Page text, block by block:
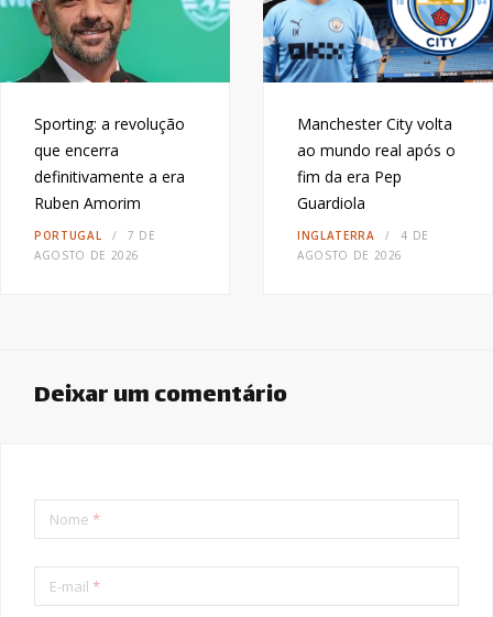
Sporting: a revolução
que encerra
definitivamente a era
Ruben Amorim
PORTUGAL
7 DE
AGOSTO DE 2026
Manchester City volta
ao mundo real após o
fim da era Pep
Guardiola
INGLATERRA
4 DE
AGOSTO DE 2026
Deixar um comentário
Nome *
E-mail *